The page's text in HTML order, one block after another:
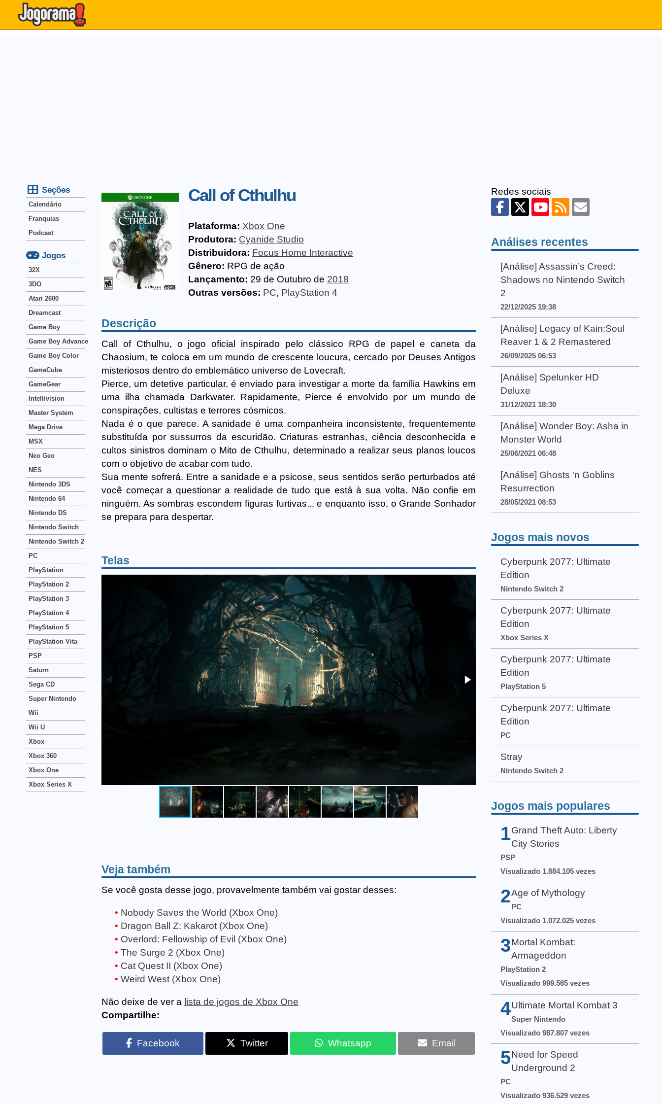
Call of Cthulhu
Plataforma: Xbox One
Produtora: Cyanide Studio
Distribuidora: Focus Home Interactive
Gênero: RPG de ação
Lançamento: 29 de Outubro de 2018
Outras versões: PC, PlayStation 4
Descrição
Call of Cthulhu, o jogo oficial inspirado pelo clássico RPG de papel e caneta da
Chaosium, te coloca em um mundo de crescente loucura, cercado por Deuses Antigos
misteriosos dentro do emblemático universo de Lovecraft.
Pierce, um detetive particular, é enviado para investigar a morte da família Hawkins em
uma ilha chamada Darkwater. Rapidamente, Pierce é envolvido por um mundo de
conspirações, cultistas e terrores cósmicos.
Nada é o que parece. A sanidade é uma companheira inconsistente, frequentemente
substituída por sussurros da escuridão. Criaturas estranhas, ciência desconhecida e
cultos sinistros dominam o Mito de Cthulhu, determinado a realizar seus planos loucos
com o objetivo de acabar com tudo.
Sua mente sofrerá. Entre a sanidade e a psicose, seus sentidos serão perturbados até
você começar a questionar a realidade de tudo que está à sua volta. Não confie em
ninguém. As sombras escondem figuras furtivas... e enquanto isso, o Grande Sonhador
se prepara para despertar.
Telas
Veja também
Se você gosta desse jogo, provavelmente também vai gostar desses:
Nobody Saves the World (Xbox One)
Dragon Ball Z: Kakarot (Xbox One)
Overlord: Fellowship of Evil (Xbox One)
The Surge 2 (Xbox One)
Cat Quest II (Xbox One)
Weird West (Xbox One)
Não deixe de ver a lista de jogos de Xbox One
Compartilhe:
Facebook Twitter Whatsapp Email
Seções
Calendário
Franquias
Podcast
Jogos
32X
3DO
Atari 2600
Dreamcast
Game Boy
Game Boy Advance
Game Boy Color
GameCube
GameGear
Intellivision
Master System
Mega Drive
MSX
Neo Geo
NES
Nintendo 3DS
Nintendo 64
Nintendo DS
Nintendo Switch
Nintendo Switch 2
PC
PlayStation
PlayStation 2
PlayStation 3
PlayStation 4
PlayStation 5
PlayStation Vita
PSP
Saturn
Sega CD
Super Nintendo
Wii
Wii U
Xbox
Xbox 360
Xbox One
Xbox Series X
Redes sociais
Análises recentes
[Análise] Assassin’s Creed:
Shadows no Nintendo Switch
2
22/12/2025 19:38
[Análise] Legacy of Kain:Soul
Reaver 1 & 2 Remastered
26/09/2025 06:53
[Análise] Spelunker HD
Deluxe
31/12/2021 18:30
[Análise] Wonder Boy: Asha in
Monster World
25/06/2021 06:48
[Análise] Ghosts 'n Goblins
Resurrection
28/05/2021 08:53
Jogos mais novos
Cyberpunk 2077: Ultimate
Edition
Nintendo Switch 2
Cyberpunk 2077: Ultimate
Edition
Xbox Series X
Cyberpunk 2077: Ultimate
Edition
PlayStation 5
Cyberpunk 2077: Ultimate
Edition
PC
Stray
Nintendo Switch 2
Jogos mais populares
1 Grand Theft Auto: Liberty
City Stories
PSP
Visualizado 1.884.105 vezes
2Age of Mythology
PC
Visualizado 1.072.025 vezes
3 Mortal Kombat:
Armageddon
PlayStation 2
Visualizado 999.565 vezes
4 Ultimate Mortal Kombat 3
Super Nintendo
Visualizado 987.807 vezes
5 Need for Speed
Underground 2
PC
Visualizado 936.529 vezes